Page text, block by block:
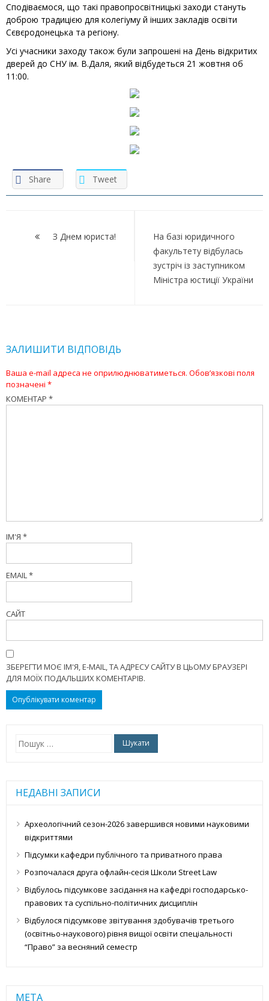
Сподіваємося, що такі правопросвітницькі заходи стануть
доброю традицією для колегіуму й інших закладів освіти
Сєвєродонецька та регіону.
Усі учасники заходу також були запрошені на День відкритих
дверей до СНУ ім. В.Даля, який відбудеться 21 жовтня об
11:00.
Share Tweet
записівЗ Днем юриста!
На базі юридичного
факультету відбулась
зустріч із заступником
Міністра юстиції України
ЗАЛИШИТИ ВІДПОВІДЬ
Ваша e-mail адреса не оприлюднюватиметься. Обов’язкові поля
позначені *
КОМЕНТАР *
ІМ'Я *
EMAIL*
САЙТ
ЗБЕРЕГТИ МОЄ ІМ'Я, E-MAIL, ТА АДРЕСУ САЙТУ В ЦЬОМУ БРАУЗЕРІ
ДЛЯ МОЇХ ПОДАЛЬШИХ КОМЕНТАРІВ.
Пошук:
НЕДАВНІ ЗАПИСИ
Археологічний сезон-2026 завершився новими науковими
відкриттями
Підсумки кафедри публічного та приватного права
Розпочалася друга офлайн-сесія Школи Street Law
Відбулось підсумкове засідання на кафедрі господарсько-
правових та суспільно-політичних дисциплін
Відбулося підсумкове звітування здобувачів третього
(освітньо-наукового) рівня вищої освіти спеціальності
“Право” за весняний семестр
МЕТА